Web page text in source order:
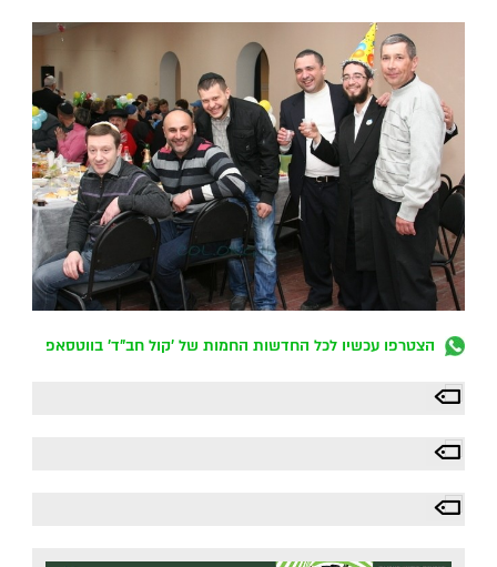
הצטרפו עכשיו לכל החדשות החמות של 'קול חב"ד' בווטסאפ